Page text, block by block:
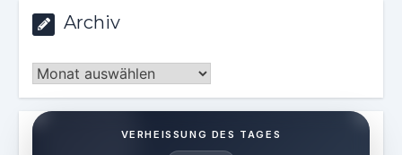
Archiv
Archiv
VERHEISSUNG DES TAGES